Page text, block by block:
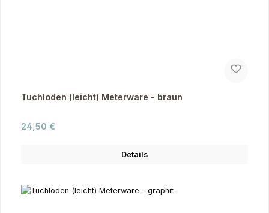
Tuchloden (leicht) Meterware - braun
Regulärer Preis:
24,50 €
Details